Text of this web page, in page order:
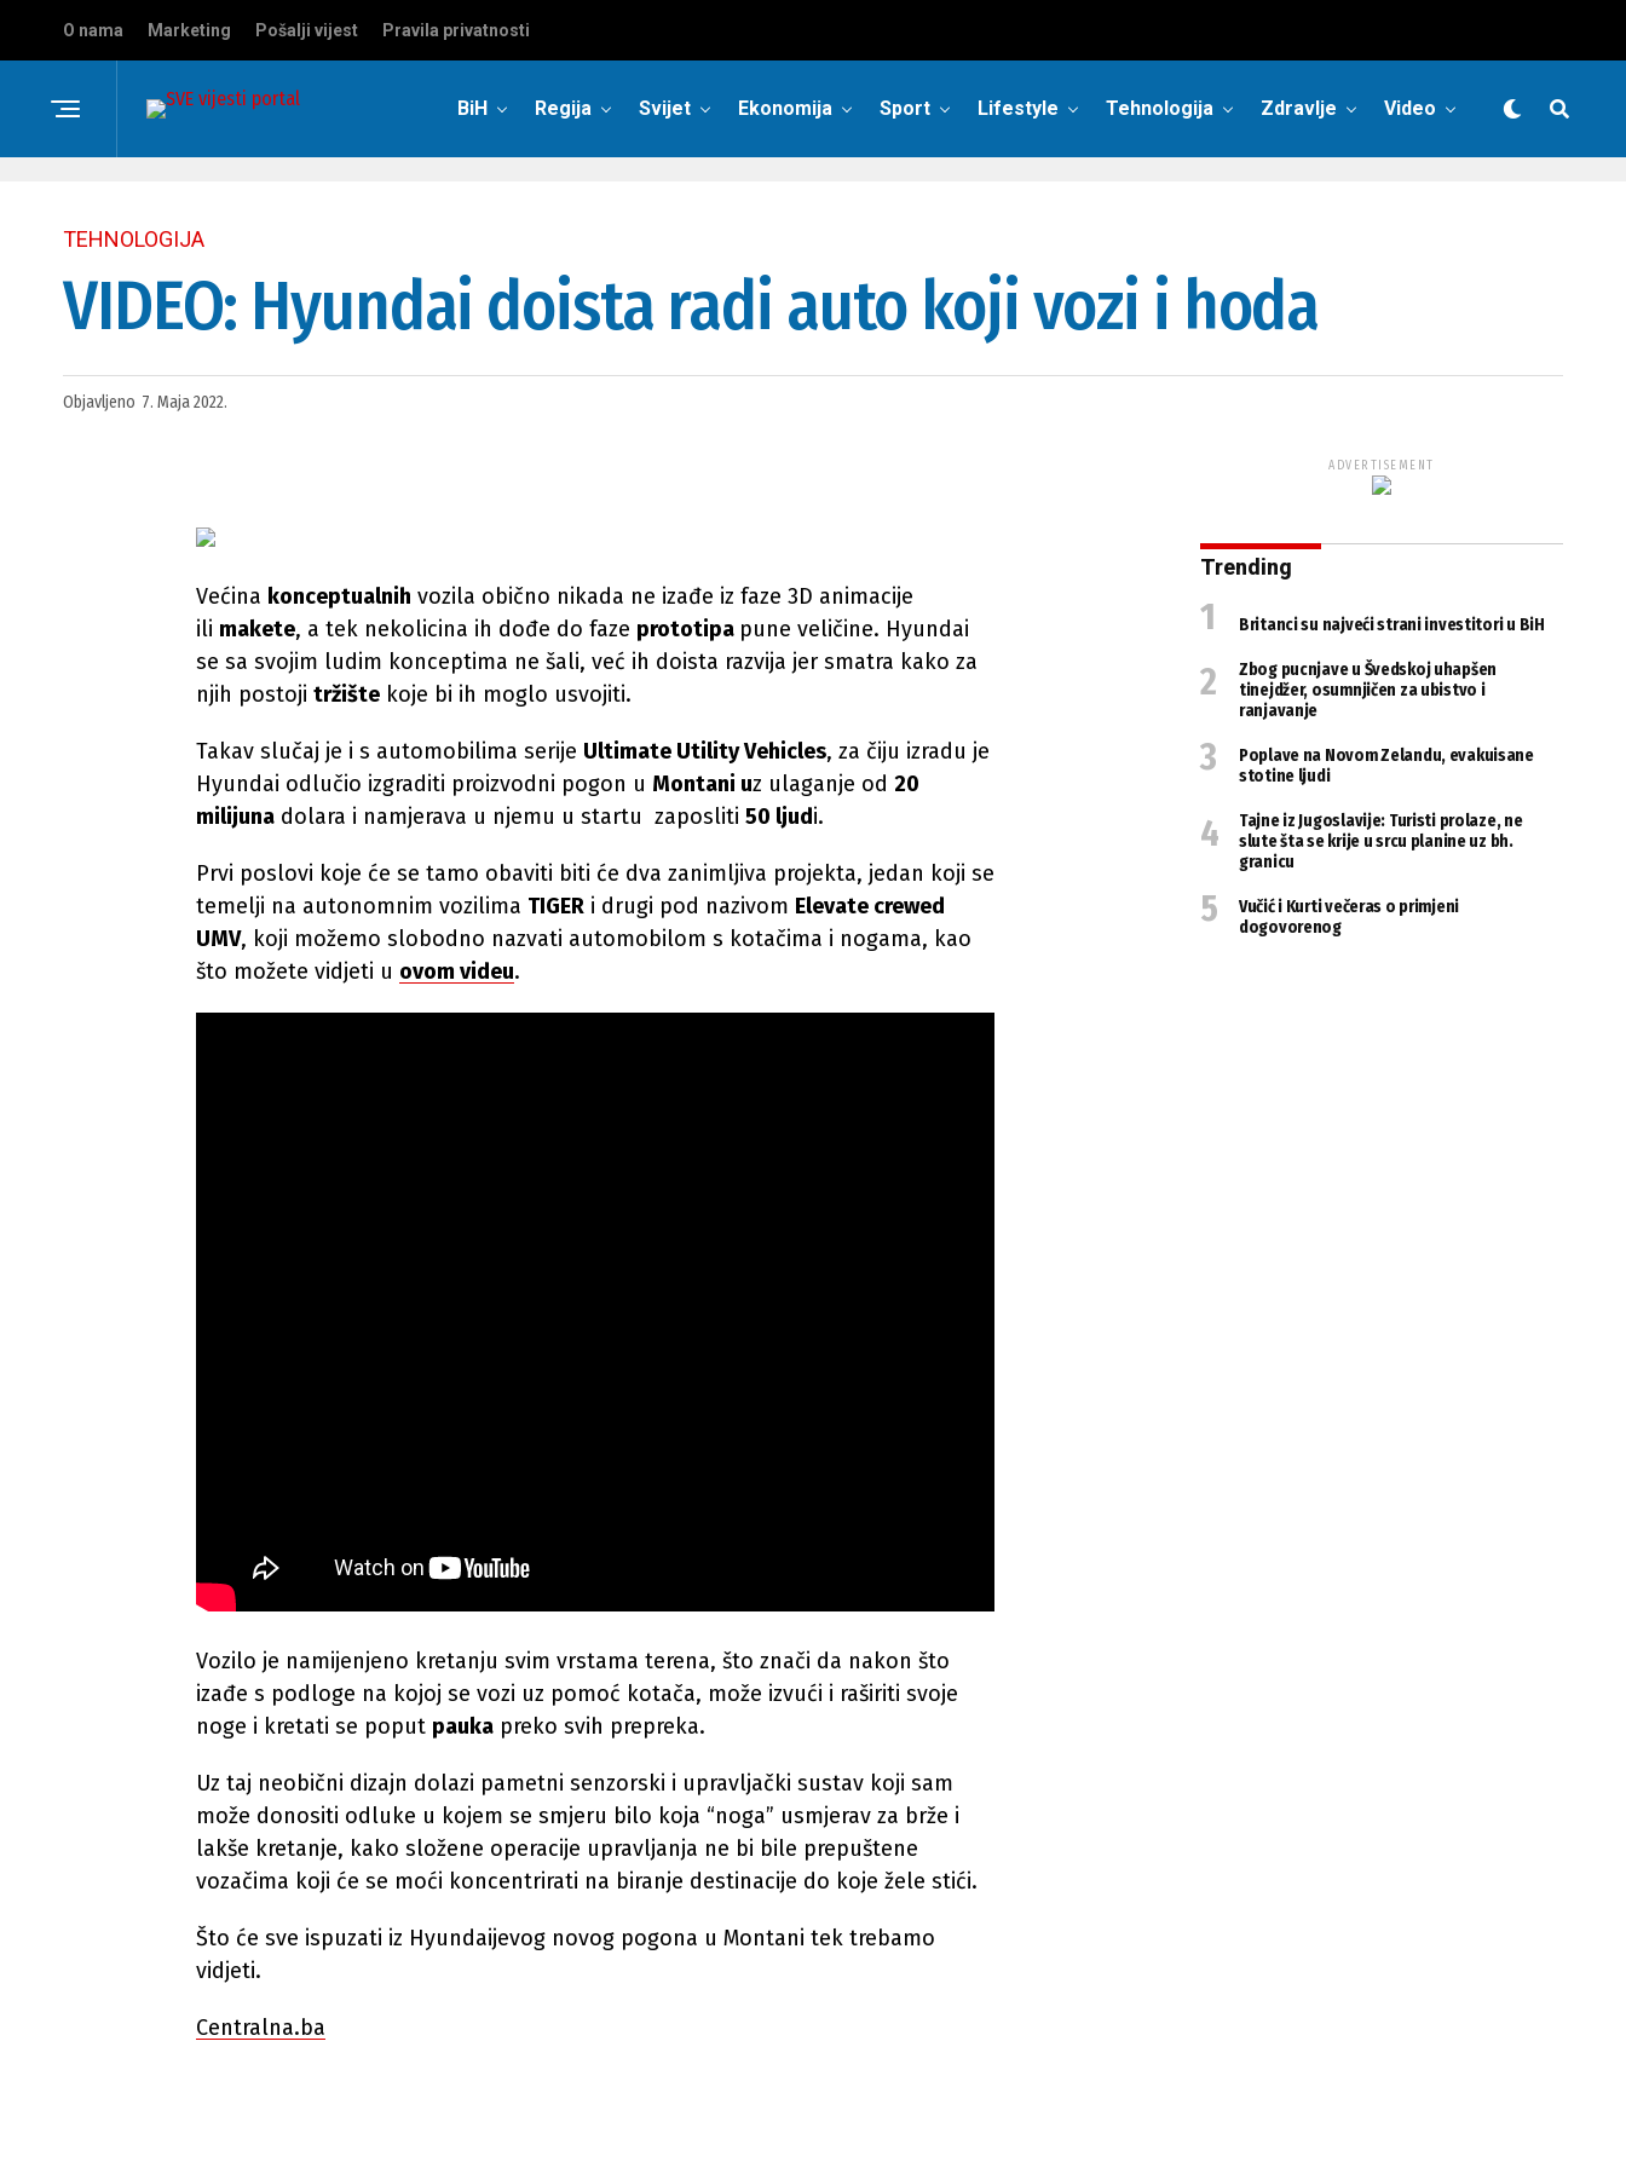
O nama Marketing Pošalji vijest Pravila privatnosti
BiH Regija Svijet Ekonomija Sport Lifestyle Tehnologija Zdravlje Video
TEHNOLOGIJA
VIDEO: Hyundai doista radi auto koji vozi i hoda
Objavljeno 7. Maja 2022.
Većina konceptualnih vozila obično nikada ne izađe iz faze 3D animacije
ili makete, a tek nekolicina ih dođe do faze prototipa pune veličine. Hyundai
se sa svojim ludim konceptima ne šali, već ih doista razvija jer smatra kako za
njih postoji tržište koje bi ih moglo usvojiti.
Takav slučaj je i s automobilima serije Ultimate Utility Vehicles, za čiju izradu je
Hyundai odlučio izgraditi proizvodni pogon u Montani uz ulaganje od 20
milijuna dolara i namjerava u njemu u startu zaposliti 50 ljudi.
Prvi poslovi koje će se tamo obaviti biti će dva zanimljiva projekta, jedan koji se
temelji na autonomnim vozilima TIGER i drugi pod nazivom Elevate crewed
UMV, koji možemo slobodno nazvati automobilom s kotačima i nogama, kao
što možete vidjeti u ovom videu.
Vozilo je namijenjeno kretanju svim vrstama terena, što znači da nakon što
izađe s podloge na kojoj se vozi uz pomoć kotača, može izvući i raširiti svoje
noge i kretati se poput pauka preko svih prepreka.
Uz taj neobični dizajn dolazi pametni senzorski i upravljački sustav koji sam
može donositi odluke u kojem se smjeru bilo koja “noga” usmjerav za brže i
lakše kretanje, kako složene operacije upravljanja ne bi bile prepuštene
vozačima koji će se moći koncentrirati na biranje destinacije do koje žele stići.
Što će sve ispuzati iz Hyundaijevog novog pogona u Montani tek trebamo
vidjeti.
Centralna.ba
ADVERTISEMENT
Trending
Britanci su najveći strani investitori u BiH
Zbog pucnjave u Švedskoj uhapšen
tinejdžer, osumnjičen za ubistvo i
ranjavanje
Poplave na Novom Zelandu, evakuisane
stotine ljudi
Tajne iz Jugoslavije: Turisti prolaze, ne
slute šta se krije u srcu planine uz bh.
granicu
Vučić i Kurti večeras o primjeni
dogovorenog